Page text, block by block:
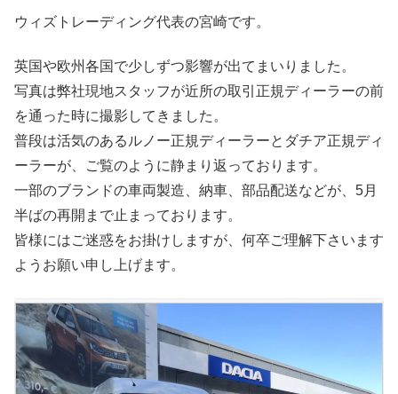
ウィズトレーディング代表の宮崎です。
英国や欧州各国で少しずつ影響が出てまいりました。
写真は弊社現地スタッフが近所の取引正規ディーラーの前
を通った時に撮影してきました。
普段は活気のあるルノー正規ディーラーとダチア正規ディ
ーラーが、ご覧のように静まり返っております。
一部のブランドの車両製造、納車、部品配送などが、5月
半ばの再開まで止まっております。
皆様にはご迷惑をお掛けしますが、何卒ご理解下さいます
ようお願い申し上げます。